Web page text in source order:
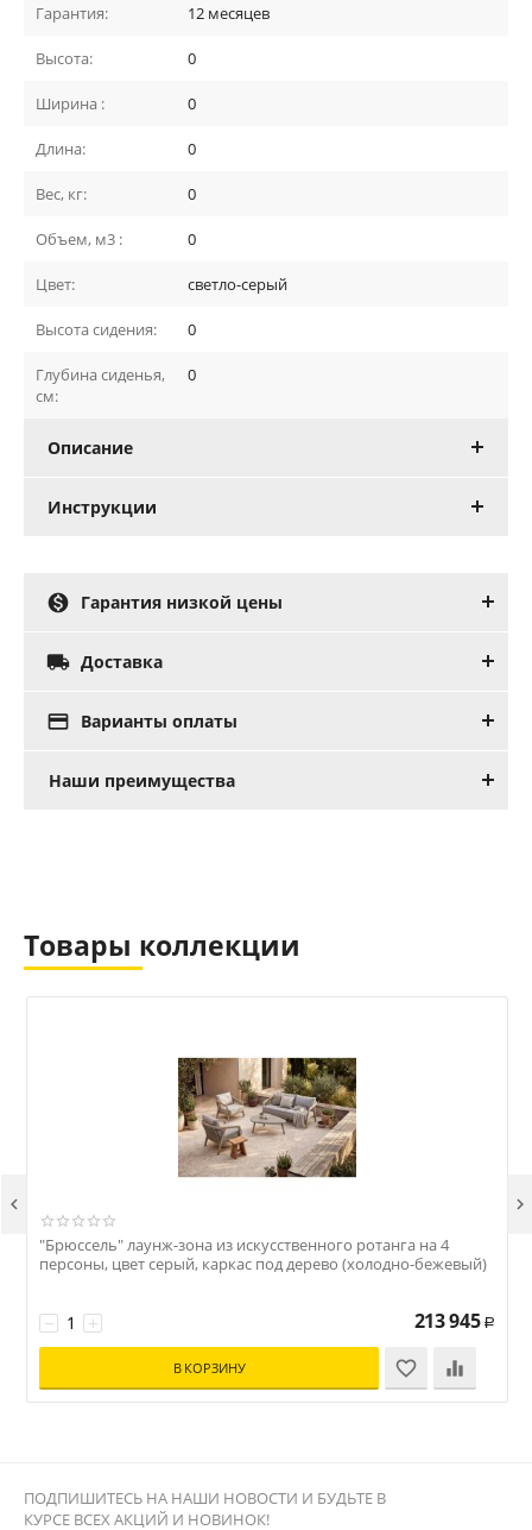
Гарантия: 12 месяцев
Высота: 0
Ширина : 0
Длина: 0
Вес, кг: 0
Объем, м3 : 0
Цвет: светло-серый
Высота сидения: 0
Глубина сиденья,
см:
0
Описание
Инструкции
 Гарантия низкой цены
 Доставка
 Варианты оплаты
Наши преимущества
Товары коллекции
"Брюссель" лаунж-зона из искусственного ротанга на 4
персоны, цвет серый, каркас под дерево (холодно-бежевый)
+
− 213 945 Р
В КОРЗИНУ
 
ПОДПИШИТЕСЬ НА НАШИ НОВОСТИ И БУДЬТЕ В
КУРСЕ ВСЕХ АКЦИЙ И НОВИНОК!